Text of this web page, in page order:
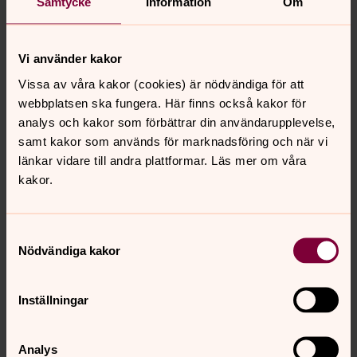
Vi använder kakor
Vissa av våra kakor (cookies) är nödvändiga för att
webbplatsen ska fungera. Här finns också kakor för
analys och kakor som förbättrar din användarupplevelse,
samt kakor som används för marknadsföring och när vi
länkar vidare till andra plattformar. Läs mer om våra
kakor.
Nödvändiga kakor
Inställningar
Analys
Den bedjande Kristus